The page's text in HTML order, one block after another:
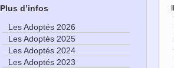
Plus d’infos
Les Adoptés 2026
Les Adoptés 2025
Les Adoptés 2024
Les Adoptés 2023